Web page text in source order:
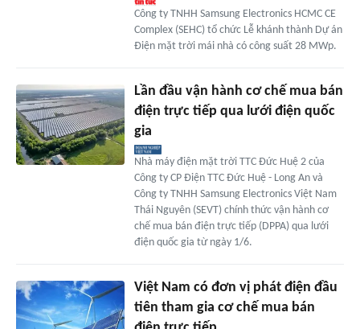
Công ty TNHH Samsung Electronics HCMC CE
Complex (SEHC) tổ chức Lễ khánh thành Dự án
Điện mặt trời mái nhà có công suất 28 MWp.
Lần đầu vận hành cơ chế mua bán
điện trực tiếp qua lưới điện quốc
gia
Nhà máy điện mặt trời TTC Đức Huệ 2 của
Công ty CP Điện TTC Đức Huệ - Long An và
Công ty TNHH Samsung Electronics Việt Nam
Thái Nguyên (SEVT) chính thức vận hành cơ
chế mua bán điện trực tiếp (DPPA) qua lưới
điện quốc gia từ ngày 1/6.
Việt Nam có đơn vị phát điện đầu
tiên tham gia cơ chế mua bán